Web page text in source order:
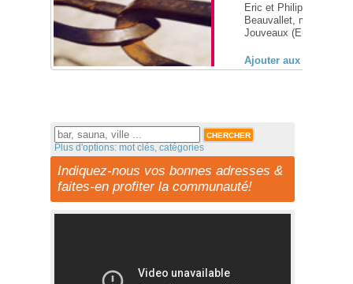
Eric et Philippe vous
Beauvallet, maison
Jouveaux (Eure, 27) ...
Ajouter aux favoris
Plus d'options: mot clés, catégories
Indiquez-nous vos bonnes adresses &
faites-en profiter la communauté!